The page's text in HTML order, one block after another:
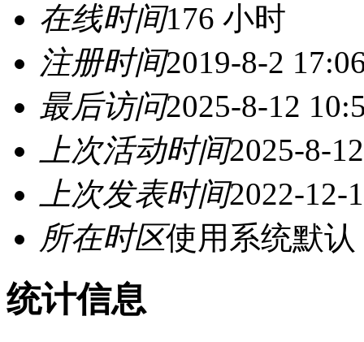
在线时间176 小时
注册时间2019-8-2
最后访问2025-8-12
上次活动时间2025-8-
上次发表时间2022-12-
所在时区使用系统默认
统计信息